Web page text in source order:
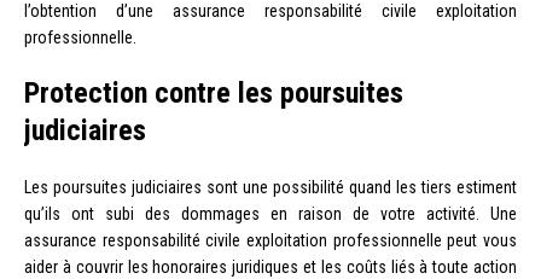
l’obtention d’une assurance responsabilité civile exploitation
professionnelle.
Protection contre les poursuites
judiciaires
Les poursuites judiciaires sont une possibilité quand les tiers estiment
qu’ils ont subi des dommages en raison de votre activité. Une
assurance responsabilité civile exploitation professionnelle peut vous
aider à couvrir les honoraires juridiques et les coûts liés à toute action